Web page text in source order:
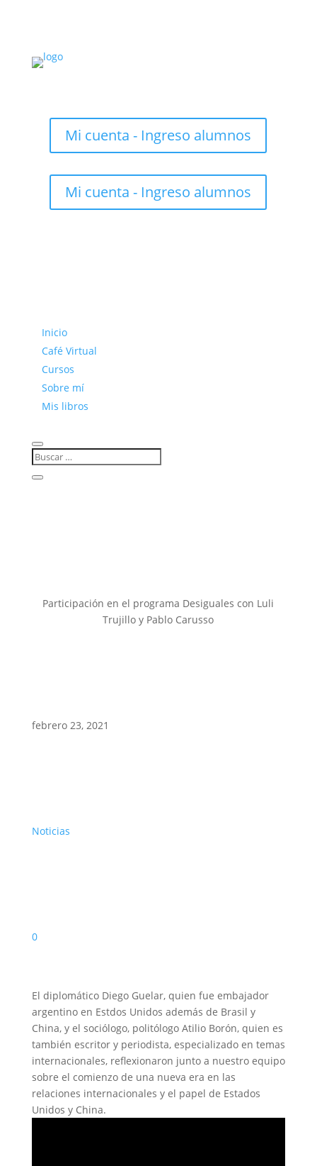
Mi cuenta - Ingreso alumnos
Mi cuenta - Ingreso alumnos
Inicio
Café Virtual
Cursos
Sobre mí
Mis libros
Participación en el programa Desiguales con Luli
Trujillo y Pablo Carusso
febrero 23, 2021
Noticias
0
El diplomático Diego Guelar, quien fue embajador
argentino en Estdos Unidos además de Brasil y
China, y el sociólogo, politólogo Atilio Borón, quien es
también escritor y periodista, especializado en temas
internacionales, reflexionaron junto a nuestro equipo
sobre el comienzo de una nueva era en las
relaciones internacionales y el papel de Estados
Unidos y China.